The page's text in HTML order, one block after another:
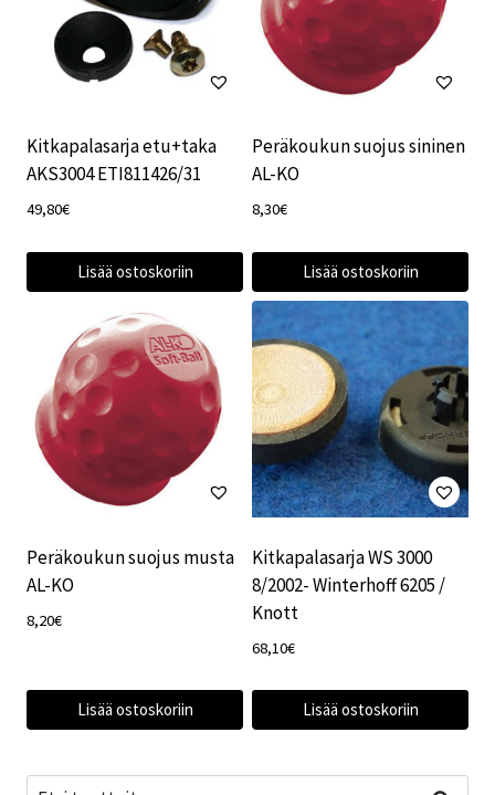
Kitkapalasarja etu+taka
AKS3004 ETI811426/31
49,80€
Lisää ostoskoriin
Peräkoukun suojus sininen
AL-KO
8,30€
Lisää ostoskoriin
Peräkoukun suojus musta
AL-KO
8,20€
Lisää ostoskoriin
Kitkapalasarja WS 3000
8/2002- Winterhoff 6205 /
Knott
68,10€
Lisää ostoskoriin
Etsi: